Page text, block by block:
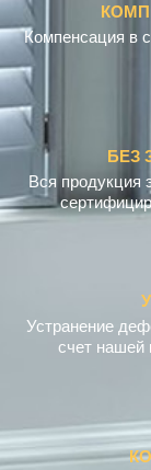
Компенсация в
БЕЗ
Вся продукция
Устранение
счет нашей